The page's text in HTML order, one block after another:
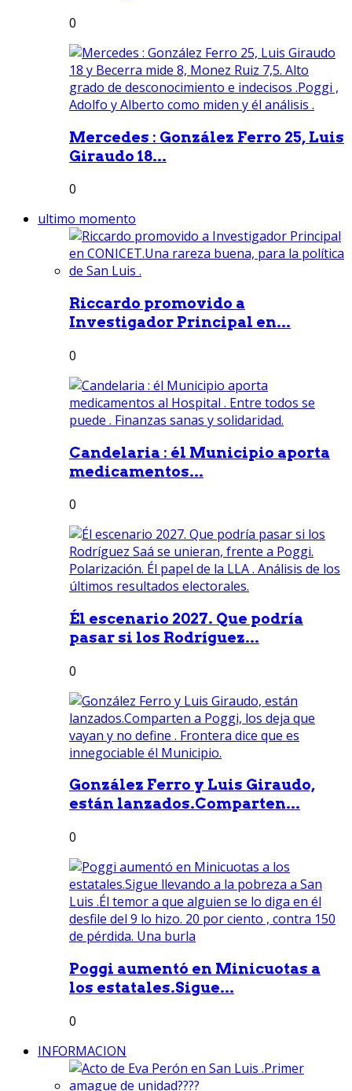
0
Mercedes : González Ferro 25, Luis
Giraudo 18...
0
ultimo momento
Riccardo promovido a
Investigador Principal en...
0
Candelaria : él Municipio aporta
medicamentos...
0
Él escenario 2027. Que podría
pasar si los Rodríguez...
0
González Ferro y Luis Giraudo,
están lanzados.Comparten...
0
Poggi aumentó en Minicuotas a
los estatales.Sigue...
0
INFORMACION